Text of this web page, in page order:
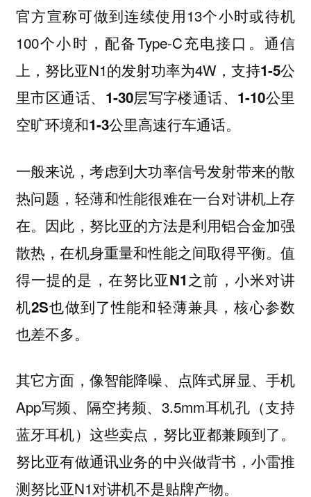
官方宣称可做到连续使用13个小时或待机
100个小时，配备Type-C充电接口。通信
上，努比亚N1的发射功率为4W， 支持1-5公
里市区通话、1-30层写字楼通话、1-10公里
空旷环境和1-3公里高速行车通话。
一般来说，考虑到大功率信号发射带来的散
热问题，轻薄和性能很难在一台对讲机上存
在。因此，努比亚的方法是利用铝合金加强
散热，在机身重量和性能之间取得平衡。值
得一提的是，在努比亚N1之前，小米对讲
机2S也做到了性能和轻薄兼具，核心参数
也差不多。
其它方面，像智能降噪、点阵式屏显、手机
App写频、隔空拷频、3.5mm耳机孔（支持
蓝牙耳机）这些卖点，努比亚都兼顾到了。
努比亚有做通讯业务的中兴做背书，小雷推
测努比亚N1对讲机不是贴牌产物。